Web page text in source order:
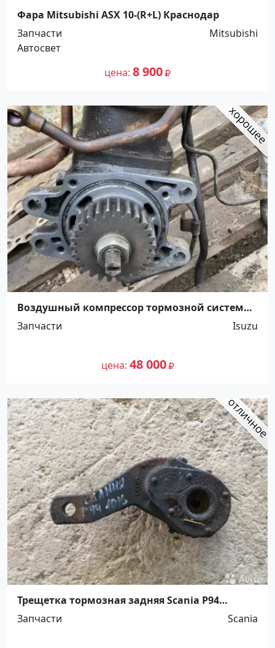
Фара Mitsubishi ASX 10-(R+L) Краснодар
Запчасти
Mitsubishi
Автосвет
цена 8 900
Воздушный компрессор тормозной системы
8PD1 Isuzu Giga Краснодар
Запчасти Isuzu
цена 48 000
Трещетка тормозная задняя Scania Р94
Ст.Холмская
Запчасти Scania